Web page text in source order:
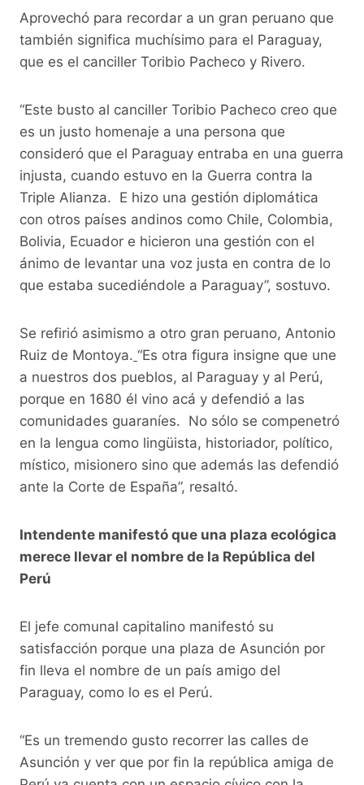
Aprovechó para recordar a un gran peruano que
también significa muchísimo para el Paraguay,
que es el canciller Toribio Pacheco y Rivero.
“Este busto al canciller Toribio Pacheco creo que
es un justo homenaje a una persona que
consideró que el Paraguay entraba en una guerra
injusta, cuando estuvo en la Guerra contra la
Triple Alianza. E hizo una gestión diplomática
con otros países andinos como Chile, Colombia,
Bolivia, Ecuador e hicieron una gestión con el
ánimo de levantar una voz justa en contra de lo
que estaba sucediéndole a Paraguay”, sostuvo.
Se refirió asimismo a otro gran peruano, Antonio
Ruiz de Montoya. “Es otra figura insigne que une
a nuestros dos pueblos, al Paraguay y al Perú,
porque en 1680 él vino acá y defendió a las
comunidades guaraníes. No sólo se compenetró
en la lengua como lingüista, historiador, político,
místico, misionero sino que además las defendió
ante la Corte de España”, resaltó.
Intendente manifestó que una plaza ecológica
merece llevar el nombre de la República del
Perú
El jefe comunal capitalino manifestó su
satisfacción porque una plaza de Asunción por
fin lleva el nombre de un país amigo del
Paraguay, como lo es el Perú.
“Es un tremendo gusto recorrer las calles de
Asunción y ver que por fin la república amiga de